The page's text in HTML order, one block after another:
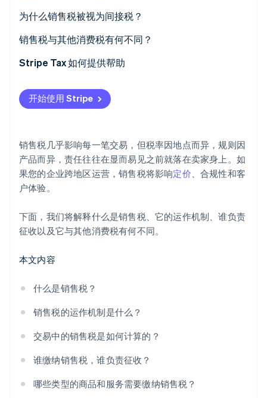
为什么销售税被视为间接税？
销售税与其他消费税有何不同？
何时征税
谁设定规则
如何显示
Stripe Tax 如何提供帮助
开始使用 Stripe
销售税几乎影响每一笔交易，但税率因地点而异，规则因
产品而异，责任往往在显而易见之前就落在卖家身上。如
果您的企业跨地区运营，销售税将影响定价、合规性和客
户体验。
下面，我们将解释什么是销售税、它的运作机制、谁负责
征收以及它与其他消费税有何不同。
本文内容
什么是销售税？
销售税的运作机制是什么？
交易中的销售税是如何计算的？
谁缴纳销售税，谁负责征收？
哪些类型的商品和服务需要缴纳销售税？